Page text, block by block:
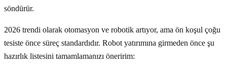
söndürür.
2026 trendi olarak otomasyon ve robotik artıyor, ama ön koşul çoğu
tesiste önce süreç standardıdır. Robot yatırımına girmeden önce şu
hazırlık listesini tamamlamanızı öneririm: